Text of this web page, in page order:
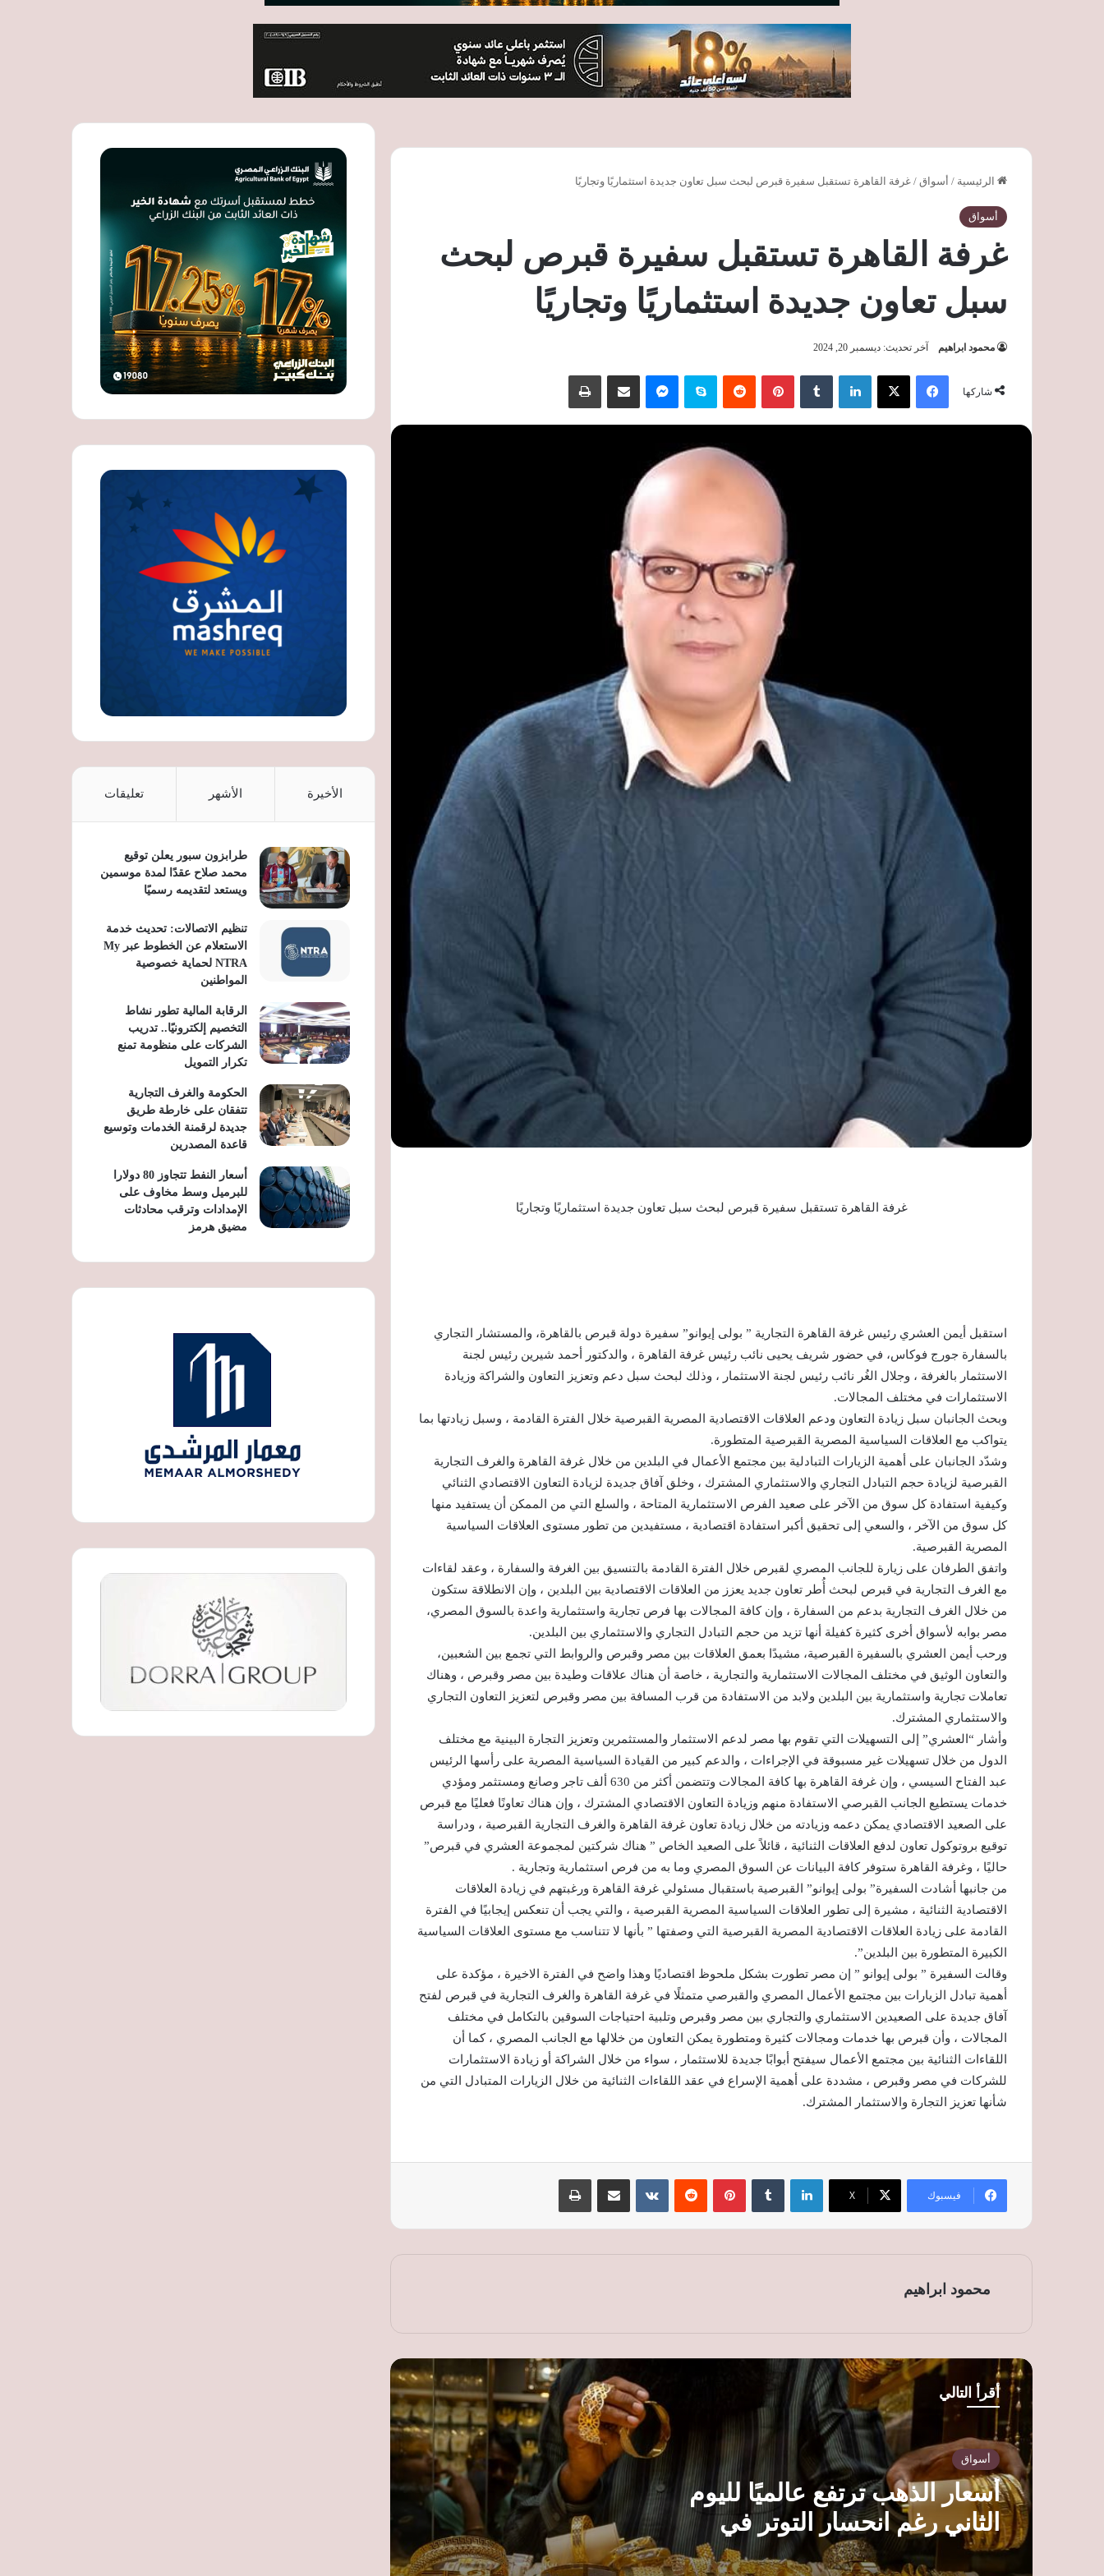
الرئيسية / أسواق / غرفة القاهرة تستقبل سفيرة قبرص لبحث سبل تعاون جديدة استثماريًا وتجاريًا
أسواق
غرفة القاهرة تستقبل سفيرة قبرص لبحث
سبل تعاون جديدة استثماريًا وتجاريًا
محمود ابراهيم آخر تحديث: ديسمبر 20, 2024
شاركها
فيسبوك ‫X لينكدإن بينتيريست سكايب
غرفة القاهرة تستقبل سفيرة قبرص لبحث سبل تعاون جديدة استثماريًا وتجاريًا
استقبل أيمن العشري رئيس غرفة القاهرة التجارية ” بولى إيوانو” سفيرة دولة قبرص بالقاهرة، والمستشار التجاري
بالسفارة جورج فوكاس، في حضور شريف يحيى نائب رئيس غرفة القاهرة ، والدكتور أحمد شيرين رئيس لجنة
الاستثمار بالغرفة ، وجلال الغُر نائب رئيس لجنة الاستثمار ، وذلك لبحث سبل دعم وتعزيز التعاون والشراكة وزيادة
الاستثمارات في مختلف المجالات.
وبحث الجانبان سبل زيادة التعاون ودعم العلاقات الاقتصادية المصرية القبرصية خلال الفترة القادمة ، وسبل زيادتها بما
يتواكب مع العلاقات السياسية المصرية القبرصية المتطورة.
وشدّد الجانبان على أهمية الزيارات التبادلية بين مجتمع الأعمال في البلدين من خلال غرفة القاهرة والغرف التجارية
القبرصية لزيادة حجم التبادل التجاري والاستثماري المشترك ، وخلق آفاق جديدة لزيادة التعاون الاقتصادي الثنائي
وكيفية استفادة كل سوق من الآخر على صعيد الفرص الاستثمارية المتاحة ، والسلع التي من الممكن أن يستفيد منها
كل سوق من الآخر ، والسعي إلى تحقيق أكبر استفادة اقتصادية ، مستفيدين من تطور مستوى العلاقات السياسية
المصرية القبرصية.
واتفق الطرفان على زيارة للجانب المصري لقبرص خلال الفترة القادمة بالتنسيق بين الغرفة والسفارة ، وعقد لقاءات
مع الغرف التجارية في قبرص لبحث أُطر تعاون جديد يعزز من العلاقات الاقتصادية بين البلدين ، وإن الانطلاقة ستكون
من خلال الغرف التجارية بدعم من السفارة ، وإن كافة المجالات بها فرص تجارية واستثمارية واعدة بالسوق المصري،
مصر بوابه لأسواق أخرى كثيرة كفيلة أنها تزيد من حجم التبادل التجاري والاستثماري بين البلدين.
ورحب أيمن العشري بالسفيرة القبرصية، مشيدًا بعمق العلاقات بين مصر وقبرص والروابط التي تجمع بين الشعبين،
والتعاون الوثيق في مختلف المجالات الاستثمارية والتجارية ، خاصة أن هناك علاقات وطيدة بين مصر وقبرص ، وهناك
تعاملات تجارية واستثمارية بين البلدين ولابد من الاستفادة من قرب المسافة بين مصر وقبرص لتعزيز التعاون التجاري
والاستثماري المشترك.
وأشار “العشري” إلى التسهيلات التي تقوم بها مصر لدعم الاستثمار والمستثمرين وتعزيز التجارة البينية مع مختلف
الدول من خلال تسهيلات غير مسبوقة في الإجراءات ، والدعم كبير من القيادة السياسية المصرية على رأسها الرئيس
عبد الفتاح السيسي ، وإن غرفة القاهرة بها كافة المجالات وتتضمن أكثر من 630 ألف تاجر وصانع ومستثمر ومؤدي
خدمات يستطيع الجانب القبرصي الاستفادة منهم وزيادة التعاون الاقتصادي المشترك ، وإن هناك تعاونًا فعليًا مع قبرص
على الصعيد الاقتصادي يمكن دعمه وزيادته من خلال زيادة تعاون غرفة القاهرة والغرف التجارية القبرصية ، ودراسة
توقيع بروتوكول تعاون لدفع العلاقات الثنائية ، قائلاً على الصعيد الخاص ” هناك شركتين لمجموعة العشري في قبرص”
حاليًا ، وغرفة القاهرة ستوفر كافة البيانات عن السوق المصري وما به من فرص استثمارية وتجارية .
من جانبها أشادت السفيرة” بولى إيوانو” القبرصية باستقبال مسئولي غرفة القاهرة ورغبتهم في زيادة العلاقات
الاقتصادية الثنائية ، مشيرة إلى تطور العلاقات السياسية المصرية القبرصية ، والتي يجب أن تنعكس إيجابيًا في الفترة
القادمة على زيادة العلاقات الاقتصادية المصرية القبرصية التي وصفتها ” بأنها لا تتناسب مع مستوى العلاقات السياسية
الكبيرة المتطورة بين البلدين”.
وقالت السفيرة ” بولى إيوانو ” إن مصر تطورت بشكل ملحوظ اقتصاديًا وهذا واضح في الفترة الاخيرة ، مؤكدة على
أهمية تبادل الزيارات بين مجتمع الأعمال المصري والقبرصي متمثلًا في غرفة القاهرة والغرف التجارية في قبرص لفتح
آفاق جديدة على الصعيدين الاستثماري والتجاري بين مصر وقبرص وتلبية احتياجات السوقين بالتكامل في مختلف
المجالات ، وأن قبرص بها خدمات ومجالات كثيرة ومتطورة يمكن التعاون من خلالها مع الجانب المصري ، كما أن
اللقاءات الثنائية بين مجتمع الأعمال سيفتح أبوابًا جديدة للاستثمار ، سواء من خلال الشراكة أو زيادة الاستثمارات
للشركات في مصر وقبرص ، مشددة على أهمية الإسراع في عقد اللقاءات الثنائية من خلال الزيارات المتبادل التي من
شأنها تعزيز التجارة والاستثمار المشترك.
فيسبوك ‫X
لينكدإن بينتيريست
محمود ابراهيم
أقرأ التالي
أسواق
أسعار الذهب ترتفع عالميًا لليوم
الثاني رغم انحسار التوتر في
مضيق هرمز وترقب بيانات
أسعار الذهب ترتفع عالميًا لليوم الثاني رغم
انحسار التوتر في مضيق هرمز وترقب
بيانات الوظائف الأمريكية
رئيس شعبة المخابز ينتقد تسعير الخبز
السياحي: القرار لم يُناقش معنا
قبل موسم المولد النبوي.. توقعات بزيادة
أسعار الحلوى رغم انخفاض السكر واستمرار
ضغوط الإنتاج
غرفة الحبوب: خطة للتوسع في صوامع
القمح بعد اقتراب التوريد من 5 ملايين طن
خلال موسم 2026
الأخيرة الأشهر تعليقات
طرابزون سبور يعلن توقيع
محمد صلاح عقدًا لمدة موسمين
ويستعد لتقديمه رسميًا
تنظيم الاتصالات: تحديث خدمة
الاستعلام عن الخطوط عبر My
NTRA لحماية خصوصية
المواطنين
الرقابة المالية تطور نشاط
التخصيم إلكترونيًا.. تدريب
الشركات على منظومة تمنع
تكرار التمويل
الحكومة والغرف التجارية
تتفقان على خارطة طريق
جديدة لرقمنة الخدمات وتوسيع
قاعدة المصدرين
أسعار النفط تتجاوز 80 دولارا
للبرميل وسط مخاوف على
الإمدادات وترقب محادثات
مضيق هرمز